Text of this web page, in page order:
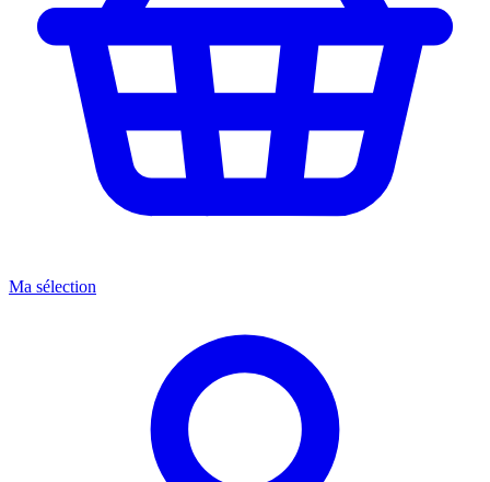
Ma sélection